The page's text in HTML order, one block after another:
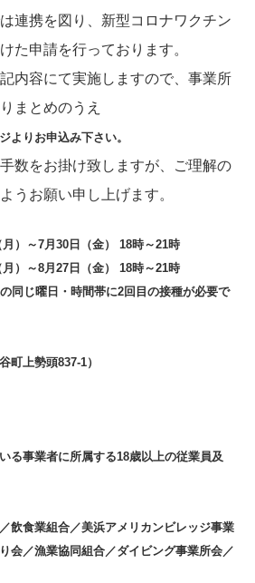
連携を図り、新型コロナワクチン
た申請を行っております。
内容にて実施しますので、事業所
まとめのうえ
よりお申込み下さい。
数をお掛け致しますが、ご理解の
うお願い申し上げます。
）～7月30日（金） 18時～21時
）～8月27日（金） 18時～21時
同じ曜日・時間帯に2回目の接種が必要で
町上勢頭837-1）
る事業者に所属する18歳以上の従業員及
飲食業組合／美浜アメリカンビレッジ事業
会／漁業協同組合／ダイビング事業所会／